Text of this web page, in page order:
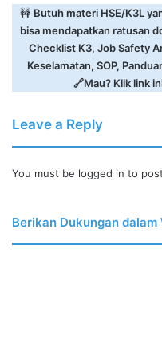
🚧 Butuh materi HSE/K3L
bisa mendapatkan ratusan
Checklist K3, Job Safety
Keselamatan, SOP,
🔗Mau? Klik link
Leave a Reply
You must be logged in to
Berikan Dukungan